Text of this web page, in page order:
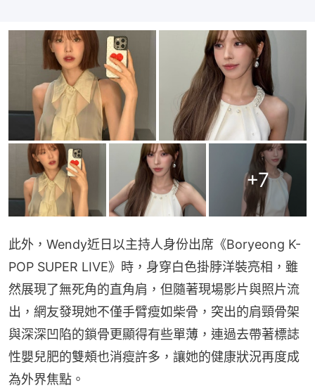
+7
此外，Wendy近日以主持人身份出席《Boryeong K-
POP SUPER LIVE》時，身穿白色掛脖洋裝亮相，雖
然展現了無死角的直角肩，但隨著現場影片與照片流
出，網友發現她不僅手臂瘦如柴骨，突出的肩頸骨架
與深深凹陷的鎖骨更顯得有些單薄，連過去帶著標誌
性嬰兒肥的雙頰也消瘦許多，讓她的健康狀況再度成
為外界焦點。